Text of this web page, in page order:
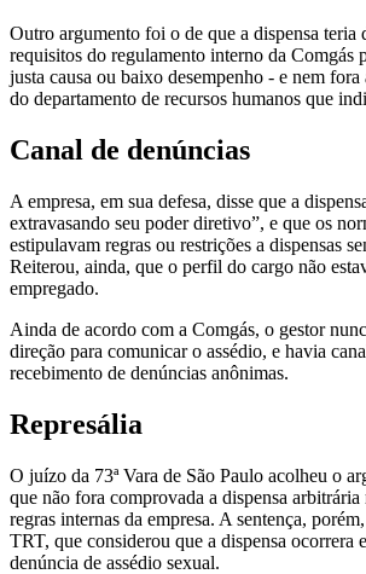
Outro argumento foi o de que a dispensa teria
requisitos do regulamento interno da Comgás
justa causa ou baixo desempenho - e nem
do departamento de recursos humanos que
Canal de denúncias
A empresa, em sua defesa, disse que a
extravasando seu poder diretivo”, e que os
estipulavam regras ou restrições a dispensas
Reiterou, ainda, que o perfil do cargo não
empregado.
Ainda de acordo com a Comgás, o gestor
direção para comunicar o assédio, e havia
recebimento de denúncias anônimas.
Represália
O juízo da 73ª Vara de São Paulo acolheu o
que não fora comprovada a dispensa
regras internas da empresa. A sentença,
TRT, que considerou que a dispensa ocorrera
denúncia de assédio sexual.